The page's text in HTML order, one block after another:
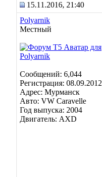
15.11.2016, 21:40
Polyarnik
Местный
Сообщений: 6,044
Регистрация: 08.09.2012
Адрес: Мурманск
Авто: VW Caravelle
Год выпуска: 2004
Двигатель: AXD